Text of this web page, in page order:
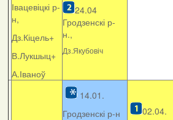
Івацевіцкі р-
н,
Дз.Кіцель+
В.Лукшыц+
А.Іваноў
24.04
Гродзенскі р-
н.,
Дз.Якубовіч
14.01.
Гродзенскі р-н
02.04.